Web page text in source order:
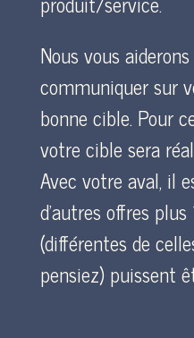
Nous vous
communiquer sur
bonne cible. Pour
votre cible sera
Avec votre aval, il
d’autres offres
(différentes de
pensiez) puissent